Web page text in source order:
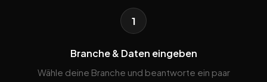
1
Branche & Daten eingeben
Wähle deine Branche und beantworte ein paar